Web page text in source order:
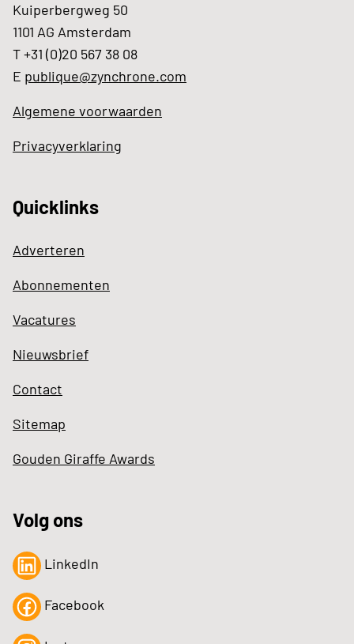
Kuiperbergweg 50
1101 AG Amsterdam
T +31 (0)20 567 38 08
E publique@zynchrone.com
Algemene voorwaarden
Privacyverklaring
Quicklinks
Adverteren
Abonnementen
Vacatures
Nieuwsbrief
Contact
Sitemap
Gouden Giraffe Awards
Volg ons
LinkedIn
Facebook